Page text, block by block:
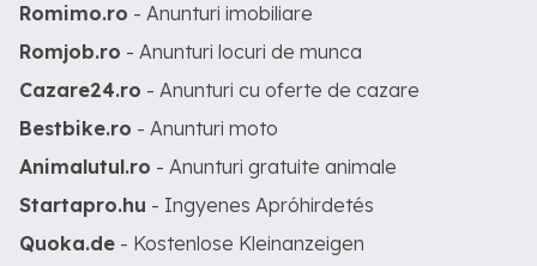
Romimo.ro - Anunturi imobiliare
Romjob.ro - Anunturi locuri de munca
Cazare24.ro - Anunturi cu oferte de cazare
Bestbike.ro - Anunturi moto
Animalutul.ro - Anunturi gratuite animale
Startapro.hu - Ingyenes Apróhirdetés
Quoka.de - Kostenlose Kleinanzeigen